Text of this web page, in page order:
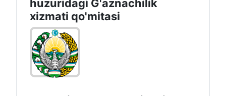
huzuridagi G'aznachilik
xizmati qo'mitasi